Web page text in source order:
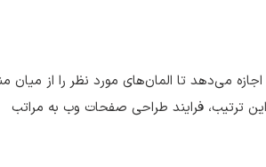
می‌دهد تا المان‌های مورد نظر را از میان
ترتیب، فرایند طراحی صفحات وب به مراتب